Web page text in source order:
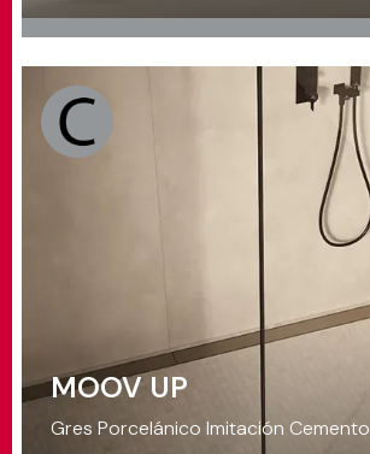
MOOV UP
Gres Porcelánico Imitación Cemento